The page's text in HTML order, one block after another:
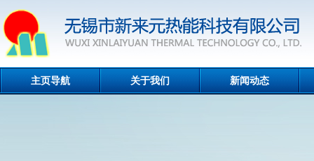
主页导航 关于我们 新闻动态